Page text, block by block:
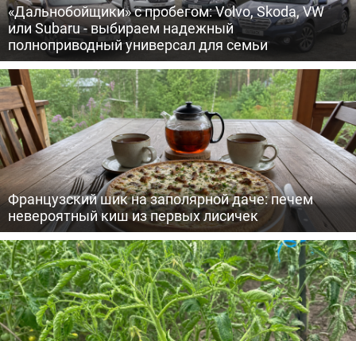
«Дальнобойщики» с пробегом: Volvo, Skoda, VW
или Subaru - выбираем надежный
полноприводный универсал для семьи
Французский шик на заполярной даче: печем
невероятный киш из первых лисичек